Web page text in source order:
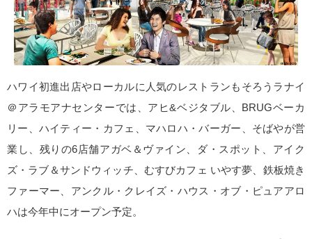
ハワイ初進出店やローカルに人気のレストランもそろうラナイ
＠アラモアナセンターでは、アヒ&ベジタブル、BRUGベーカ
リー、ハイティー・カフェ、マハロハ・バーガー、そばやが営
業し、残りの6店舗アガベ＆ヴァイン、ダ・スポット、アイク
ズ・ラブ＆サンドウィッチ、むすびカフェ いやす夢、鉄板焼き
ファーマー、アンクル・クレイズ・ハウス・オブ・ピュアアロ
ハは今年中にオープン予定。